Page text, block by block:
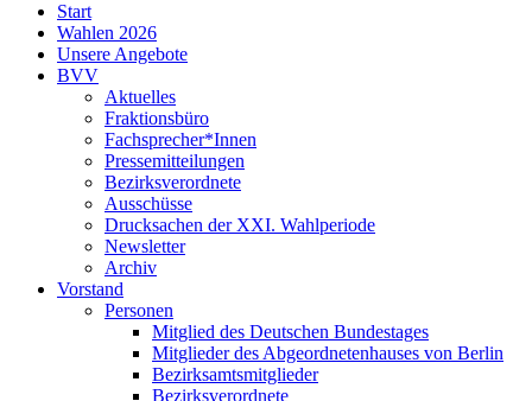
Start
Wahlen 2026
Unsere Angebote
BVV
Aktuelles
Fraktionsbüro
Fachsprecher*Innen
Pressemitteilungen
Bezirksverordnete
Ausschüsse
Drucksachen der XXI. Wahlperiode
Newsletter
Archiv
Vorstand
Personen
Mitglied des Deutschen Bundestages
Mitglieder des Abgeordnetenhauses von Berlin
Bezirksamtsmitglieder
Bezirksverordnete